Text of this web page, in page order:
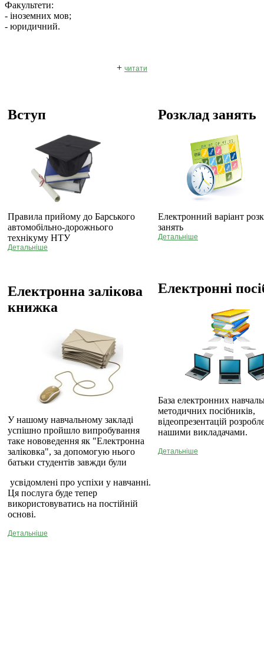
Факультети:
- іноземних мов;
- юридичний.
+ читати
Вступ
Правила прийому до Барського
автомобільно-дорожнього
технікуму НТУ
Детальніше
Електронна залікова
книжка
У нашому навчальному закладі
успішно пройшло випробування
таке нововедення як "Електронна
заліковка", за допомогую нього
батьки студентів завжди були
усвідомлені про успіхи у навчанні.
Ця послуга буде тепер
використовуватись на постійній
основі.
Детальніше
Розклад занять
Електронний варіант
занять
Детальніше
Електронні
База електронних
методичних посібників,
відеопрезентацій
нашими викладачами.
Детальніше